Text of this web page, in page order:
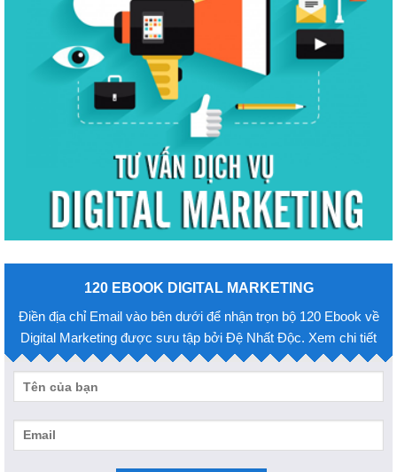
120 EBOOK DIGITAL MARKETING
Điền địa chỉ Email vào bên dưới để nhận trọn bộ 120 Ebook về
Digital Marketing được sưu tập bởi Đệ Nhất Độc. Xem chi tiết